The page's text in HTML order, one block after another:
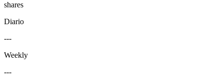
shares
Diario
---
Weekly
---